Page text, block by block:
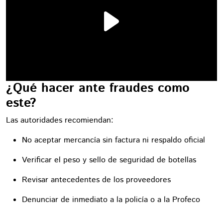
¿Qué hacer ante fraudes como
este?
Las autoridades recomiendan:
No aceptar mercancía sin factura ni respaldo oficial
Verificar el peso y sello de seguridad de botellas
Revisar antecedentes de los proveedores
Denunciar de inmediato a la policía o a la Profeco